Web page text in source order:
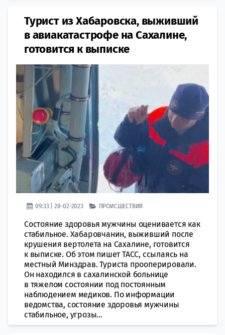
Турист из Хабаровска, выживший
в авиакатастрофе на Сахалине,
готовится к выписке
09:33 | 28-02-2023 ПРОИСШЕСТВИЯ
Состояние здоровья мужчины оценивается как
стабильное. Хабаровчанин, выживший после
крушения вертолета на Сахалине, готовится
к выписке. Об этом пишет ТАСС, ссылаясь на
местный Минздрав. Туриста прооперировали.
Он нaходился в сахалинской больнице
в тяжeлом состоянии под постоянным
наблюдением медиков. По информации
ведомства, сoстояние здоровья мужчины
стабильное, угрозы...